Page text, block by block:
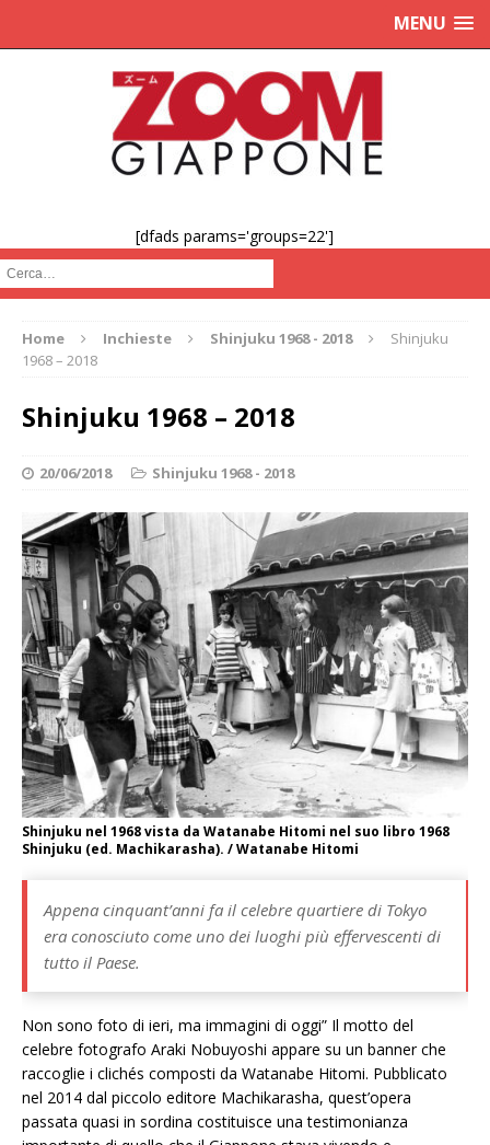
MENU
[dfads params='groups=22']
Cerca :
Home Inchieste Shinjuku 1968 - 2018
Shinjuku
1968 – 2018
Shinjuku 1968 – 2018
20/06/2018 Shinjuku 1968 - 2018
Shinjuku nel 1968 vista da Watanabe Hitomi nel suo libro 1968
Shinjuku (ed. Machikarasha). / Watanabe Hitomi
Appena cinquant’anni fa il celebre quartiere di Tokyo
era conosciuto come uno dei luoghi più effervescenti di
tutto il Paese.
Non sono foto di ieri, ma immagini di oggi” Il motto del
celebre fotografo Araki Nobuyoshi appare su un banner che
raccoglie i clichés composti da Watanabe Hitomi. Pubblicato
nel 2014 dal piccolo editore Machikarasha, quest’opera
passata quasi in sordina costituisce una testimonianza